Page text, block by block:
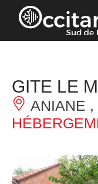
Panneau de gestion
GITE LE
ANIANE ,